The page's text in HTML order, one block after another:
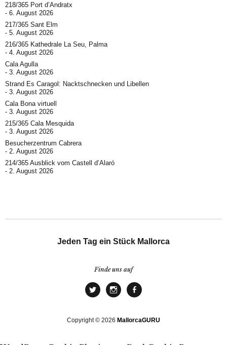
218/365 Port d’Andratx
6. August 2026
217/365 Sant Elm
5. August 2026
216/365 Kathedrale La Seu, Palma
4. August 2026
Cala Agulla
3. August 2026
Strand Es Caragol: Nacktschnecken und Libellen
3. August 2026
Cala Bona virtuell
3. August 2026
215/365 Cala Mesquida
3. August 2026
Besucherzentrum Cabrera
2. August 2026
214/365 Ausblick vom Castell d’Alaró
2. August 2026
Jeden Tag ein Stück Mallorca
Finde uns auf
Copyright © 2026 MallorcaGURU